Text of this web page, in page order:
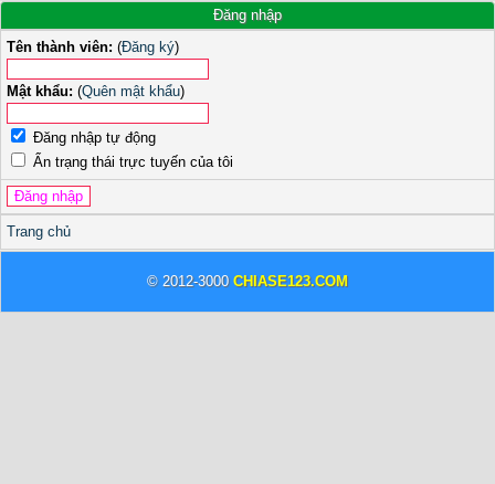
Đăng nhập
Tên thành viên: (Đăng ký)
Mật khẩu: (Quên mật khẩu)
Đăng nhập tự động
Ẩn trạng thái trực tuyến của tôi
Trang chủ
© 2012-3000 CHIASE123.COM